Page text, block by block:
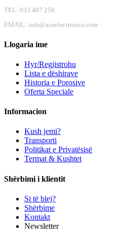
TEL: 033 407 250
EMAIL: info@azaelectronics.com
Llogaria ime
Hyr/Regjistrohu
Lista e dëshirave
Historia e Porosive
Oferta Speciale
Informacion
Kush jemi?
Transporti
Politikat e Privatësisë
Termat & Kushtet
Shërbimi i klientit
Si të blej?
Shërbime
Kontakt
Newsletter